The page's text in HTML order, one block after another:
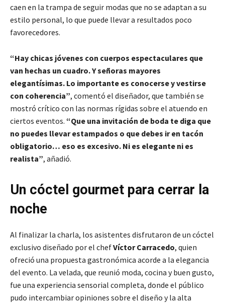
caen en la trampa de seguir modas que no se adaptan a su
estilo personal, lo que puede llevar a resultados poco
favorecedores.
“Hay chicas jóvenes con cuerpos espectaculares que
van hechas un cuadro. Y señoras mayores
elegantísimas. Lo importante es conocerse y vestirse
con coherencia”, comentó el diseñador, que también se
mostró crítico con las normas rígidas sobre el atuendo en
ciertos eventos. “Que una invitación de boda te diga que
no puedes llevar estampados o que debes ir en tacón
obligatorio… eso es excesivo. Ni es elegante ni es
realista”, añadió.
Un cóctel gourmet para cerrar la
noche
Al finalizar la charla, los asistentes disfrutaron de un cóctel
exclusivo diseñado por el chefVíctor Carracedo, quien
ofreció una propuesta gastronómica acorde a la elegancia
del evento. La velada, que reunió moda, cocina y buen gusto,
fue una experiencia sensorial completa, donde el público
pudo intercambiar opiniones sobre el diseño y la alta